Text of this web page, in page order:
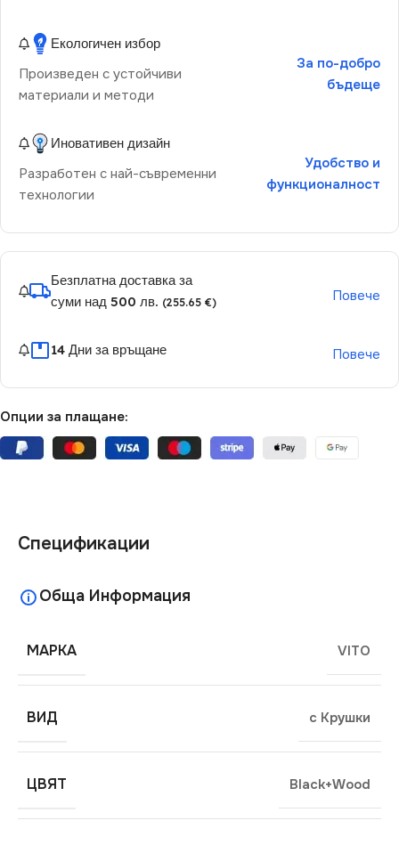
Екологичен избор
Произведен с устойчиви
материали и методи
За по-добро
бъдеще
Иновативен дизайн
Разработен с най-съвременни
технологии
Удобство и
функционалност
Безплатна доставка за
суми над 500 лв. (255.65 €) Повече
14 Дни за връщане Повече
Опции за плащане:
Спецификации
Обща Информация
МАРКА VITO
ВИД с Крушки
ЦВЯТ Black+Wood